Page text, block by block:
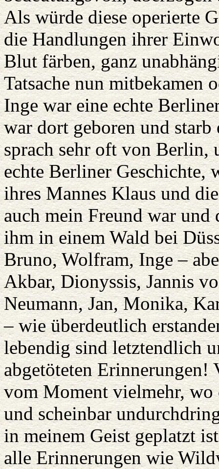
Als würde diese operierte
die Handlungen ihrer
Blut färben, ganz
Tatsache nun mitbekamen
Inge war eine echte
war dort geboren und starb
sprach sehr oft von Berlin,
echte Berliner Geschichte,
ihres Mannes Klaus und
auch mein Freund war und
ihm in einem Wald bei
Bruno, Wolfram, Inge –
Akbar, Dionyssis, Jannis
Neumann, Jan, Monika,
– wie überdeutlich
lebendig sind letztendlich
abgetöteten
vom Moment vielmehr, wo
und scheinbar
in meinem Geist geplatzt
alle Erinnerungen wie